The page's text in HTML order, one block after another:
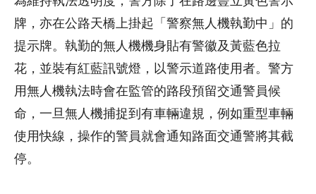
牌，亦在公路天橋上掛起「警察無人機執勤中」的
提示牌。執勤的無人機機身貼有警徽及黃藍色拉
花，並裝有紅藍訊號燈，以警示道路使用者。警方
用無人機執法時會在監管的路段預留交通警員候
命，一旦無人機捕捉到有車輛違規，例如重型車輛
使用快線，操作的警員就會通知路面交通警將其截
停。